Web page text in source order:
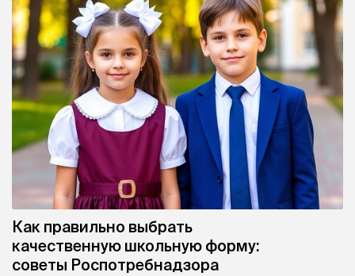
Как правильно выбрать
качественную школьную форму:
советы Роспотребнадзора